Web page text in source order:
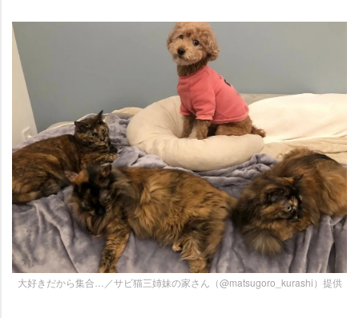
大好きだから集合…／サビ猫三姉妹の家さん（@matsugoro_kurashi）提供